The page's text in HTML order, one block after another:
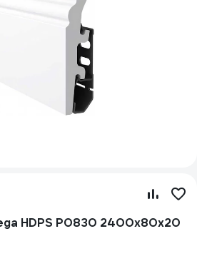
HDPS P0830 2400x80x20